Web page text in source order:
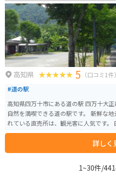
高知県 5 （口コミ1件）
#道の駅
高知県四万十市にある道の駅 四万十大
自然を満喫できる道の駅です。 新鮮な地元産の野菜や果物、魚介類が販売さ
れている直売所は、観光客に人気です。
充実しており、名物の四万十うなぎや
併設されているレストラン「しまんと
ながら食事を楽しむことができます。 また、道の駅 四万十大正は、バイクツ
ーリングの休憩スポットとしても人気が
り、バイクラックも完備されているの
詳しく
1~30件/